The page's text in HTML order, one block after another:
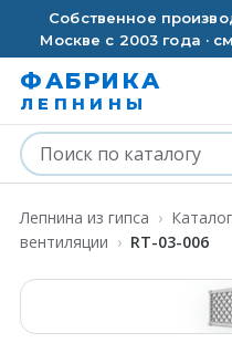
Собственное
Москве с 2003 года ·
ФАБРИКА
ЛЕПНИНЫ
Лепнина из гипса ›
вентиляции › RT-03-006